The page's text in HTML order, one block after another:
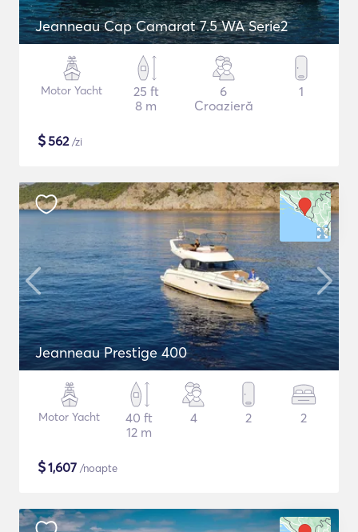
Jeanneau Cap Camarat 7.5 WA Serie2
Motor Yacht
25 ft
8 m
6
Croazieră
1
$562/zi
Jeanneau Prestige 400
Motor Yacht
40 ft
12 m
4 2 2
$1,607 /noapte